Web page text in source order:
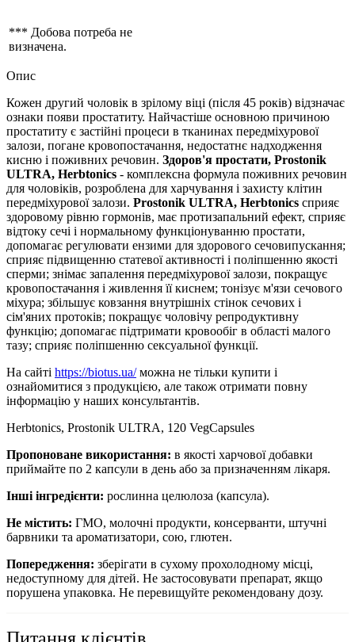
*** Добова потреба не
визначена.
Опис
Кожен другий чоловік в зрілому віці (після 45 років) відзначає
ознаки появи простатиту. Найчастіше основною причиною
простатиту є застійні процеси в тканинах передміхурової
залози, погане кровопостачання, недостатнє надходження
кисню і поживних речовин. Здоров'я простати, Prostonik
ULTRA, Herbtonics - комплексна формула поживних речовин
для чоловіків, розроблена для харчування і захисту клітин
передміхурової залози. Prostonik ULTRA, Herbtonics сприяє
здоровому рівню гормонів, має протизапальний ефект, сприяє
відтоку сечі і нормальному функціонуванню простати,
допомагає регулювати ензими для здорового сечовипускання;
сприяє підвищенню статевої активності і поліпшенню якості
сперми; знімає запалення передміхурової залози, покращує
кровопостачання і живлення її киснем; тонізує м'язи сечового
міхура; збільшує ковзання внутрішніх стінок сечових і
сім'яних протоків; покращує чоловічу репродуктивну
функцію; допомагає підтримати кровообіг в області малого
тазу; сприяє поліпшенню сексуальної функції.
На сайті https://biotus.ua/можна не тільки купити і
ознайомитися з продукцією, але також отримати повну
інформацію у наших консультантів.
Herbtonics, Prostonik ULTRA, 120 VegCapsules
Пропоноване використання: в якості харчової добавки
приймайте по 2 капсули в день або за призначенням лікаря.
Інші інгредієнти: рослинна целюлоза (капсула).
Не містить: ГМО, молочні продукти, консерванти, штучні
барвники та ароматизатори, сою, глютен.
Попередження: зберігати в сухому прохолодному місці,
недоступному для дітей. Не застосовувати препарат, якщо
порушена упаковка. Не перевищуйте рекомендовану дозу.